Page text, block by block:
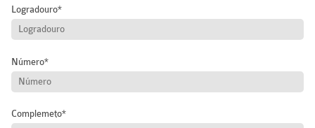
Logradouro
Número
Complemeto